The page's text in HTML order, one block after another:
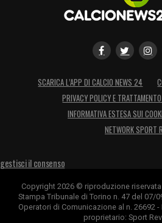
SCARICA L’APP DI CALCIO NEWS 24
PRIVACY POLICY E
INFORMATIVA ESTESA SUI
NETWORK SPORT
gestisci il consenso
Copyright 2026 © riproduzione
Stampa Tribunale di Torino n. 47 del 07/
Operatori di Comunicazione al n. 26692 -
proprietario: Sport